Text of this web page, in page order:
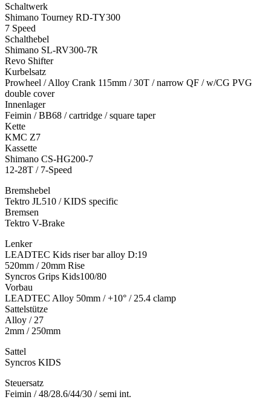
Schaltwerk
Shimano Tourney RD-TY300
7 Speed
Schalthebel
Shimano SL-RV300-7R
Revo Shifter
Kurbelsatz
Prowheel / Alloy Crank 115mm / 30T / narrow QF / w/CG PVG
double cover
Innenlager
Feimin / BB68 / cartridge / square taper
Kette
KMC Z7
Kassette
Shimano CS-HG200-7
12-28T / 7-Speed
Bremshebel
Tektro JL510 / KIDS specific
Bremsen
Tektro V-Brake
Lenker
LEADTEC Kids riser bar alloy D:19
520mm / 20mm Rise
Syncros Grips Kids100/80
Vorbau
LEADTEC Alloy 50mm / +10° / 25.4 clamp
Sattelstütze
Alloy / 27
2mm / 250mm
Sattel
Syncros KIDS
Steuersatz
Feimin / 48/28.6/44/30 / semi int.